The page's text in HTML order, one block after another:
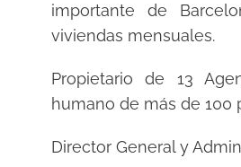
importante de
viviendas mensuales.
Propietario de 13
humano de más de 100
Director General y